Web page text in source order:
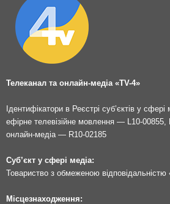
Телеканал та онлайн-медіа «TV-4»
Ідентифікатори в Реєстрі суб’єктів у сфері
ефірне телевізійне мовлення — L10-00855,
онлайн-медіа — R10-02185
Суб’єкт у сфері медіа:
Товариство з обмеженою відповідальністю
Місцезнаходження: